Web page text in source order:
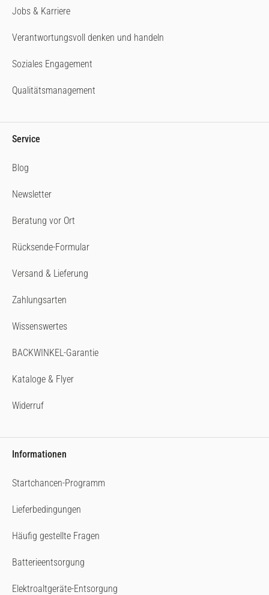
Jobs & Karriere
Verantwortungsvoll denken und handeln
Soziales Engagement
Qualitätsmanagement
Service
Blog
Newsletter
Beratung vor Ort
Rücksende-Formular
Versand & Lieferung
Zahlungsarten
Wissenswertes
BACKWINKEL-Garantie
Kataloge & Flyer
Widerruf
Informationen
Startchancen-Programm
Lieferbedingungen
Häufig gestellte Fragen
Batterieentsorgung
Elektroaltgeräte-Entsorgung